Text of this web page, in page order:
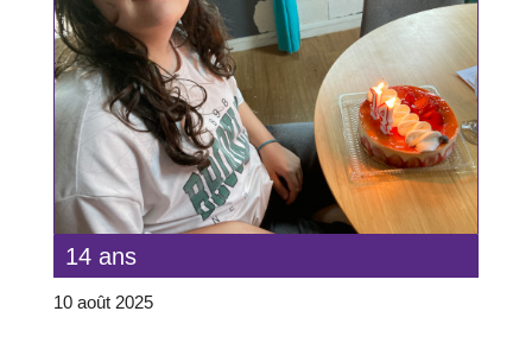
14 ans
10 août 2025